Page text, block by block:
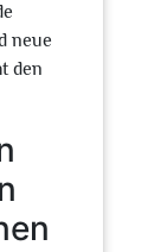
neue
den